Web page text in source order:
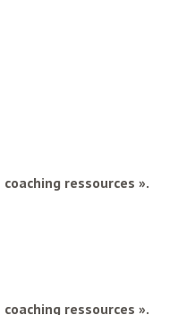
ressources ».
ressources ».